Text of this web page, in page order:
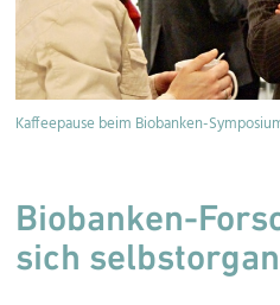
Kaffeepause beim Biobanken-
Biobanken-
sich